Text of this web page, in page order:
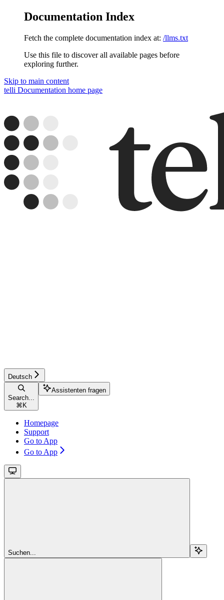
Documentation Index
Fetch the complete documentation index at: /llms.txt
Use this file to discover all available pages before
exploring further.
Skip to main content
telli Documentation home page
Deutsch
Search...
⌘ K
Assistenten fragen
Homepage
Support
Go to App
Go to App
Suchen...